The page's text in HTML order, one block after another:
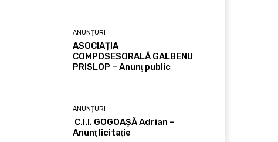
ANUNȚURI
ASOCIAȚIA
COMPOSESORALĂ GALBENU
PRISLOP – Anunţ public
ANUNȚURI
C.I.I. GOGOAŞĂ Adrian –
Anunţ licitaţie